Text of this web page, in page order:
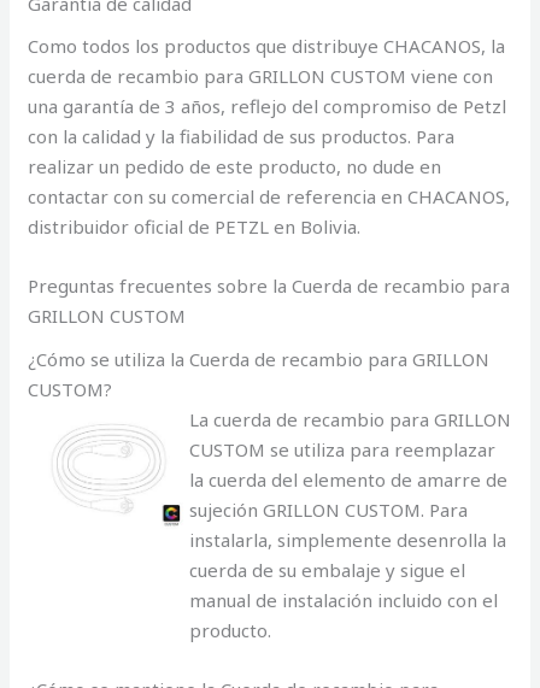
Como todos los productos que distribuye CHACANOS, la
cuerda de recambio para GRILLON CUSTOM viene con
una garantía de 3 años, reflejo del compromiso de Petzl
con la calidad y la fiabilidad de sus productos. Para
realizar un pedido de este producto, no dude en
contactar con su comercial de referencia en CHACANOS,
distribuidor oficial de PETZL en Bolivia.
Preguntas frecuentes sobre la Cuerda de recambio para
GRILLON CUSTOM
¿Cómo se utiliza la Cuerda de recambio para GRILLON
CUSTOM?
La cuerda de recambio para GRILLON
CUSTOM se utiliza para reemplazar
la cuerda del elemento de amarre de
sujeción GRILLON CUSTOM. Para
instalarla, simplemente desenrolla la
cuerda de su embalaje y sigue el
manual de instalación incluido con el
producto.